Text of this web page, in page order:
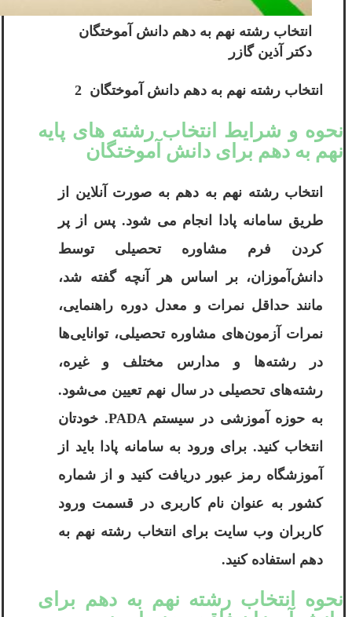
انتخاب رشته نهم به دهم دانش آموختگان
دکتر آذین گازر
انتخاب رشته نهم به دهم دانش آموختگان 2
نحوه و شرایط انتخاب رشته های پایه
نهم به دهم برای دانش آموختگان
انتخاب رشته نهم به دهم به صورت آنلاین از
طریق سامانه پادا انجام می شود. پس از پر
کردن فرم مشاوره تحصیلی توسط
دانش‌آموزان، بر اساس هر آنچه گفته شد،
مانند حداقل نمرات و معدل دوره راهنمایی،
نمرات آزمون‌های مشاوره تحصیلی، توانایی‌ها
در رشته‌ها و مدارس مختلف و غیره،
رشته‌های تحصیلی در سال نهم تعیین می‌شود.
به حوزه آموزشی در سیستم PADA. خودتان
انتخاب کنید. برای ورود به سامانه پادا باید از
آموزشگاه رمز عبور دریافت کنید و از شماره
کشور به عنوان نام کاربری در قسمت ورود
کاربران وب سایت برای انتخاب رشته نهم به
دهم استفاده کنید.
نحوه انتخاب رشته نهم به دهم برای